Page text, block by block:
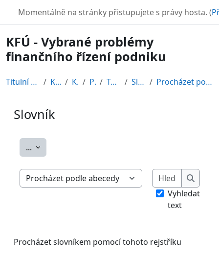
TURBO
Momentálně na stránky přistupujete s právy hosta. (
KFÚ - Vybrané problémy
finančního řízení podniku
Titulní stránka Kurzy KFÚ PK1 Topic 5 Slovník Procházet podle abecedy
Slovník
Požadavky na absolvování
... Exportovat položky
Procházet slovníkem pomocí tohoto rejstříku
Hledat
Hledat
Vyhledat
text
Procházet slovníkem pomocí tohoto rejstříku